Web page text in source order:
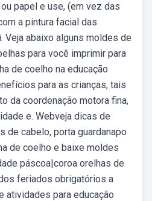
papel e use, (em vez das
a pintura facial das
Veja abaixo alguns moldes de
para você imprimir para
de coelho na educação
para as crianças, tais
da coordenação motora fina,
e. Webveja dicas de
de cabelo, porta guardanapo
de coelho e baixe moldes
páscoa|coroa orelhas de
feriados obrigatórios a
atividades para educação